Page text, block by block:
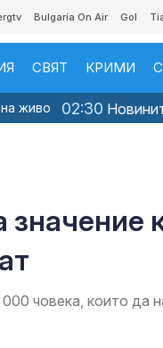
Bulgaria On Air Gol
СВЯТ КРИМИ
живо 02:30
човека, които да